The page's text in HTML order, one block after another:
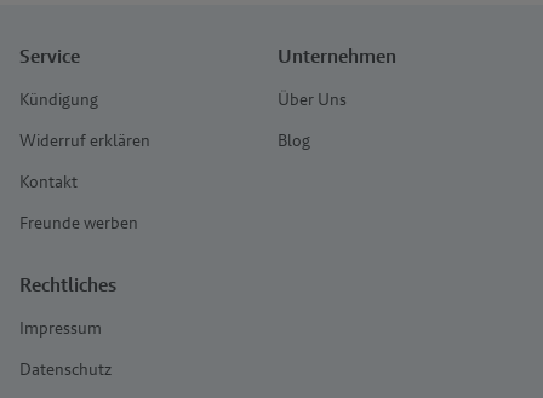
Service
Kündigung
Widerruf erklären
Kontakt
Freunde werben
Unternehmen
Über Uns
Blog
Rechtliches
Impressum
Datenschutz